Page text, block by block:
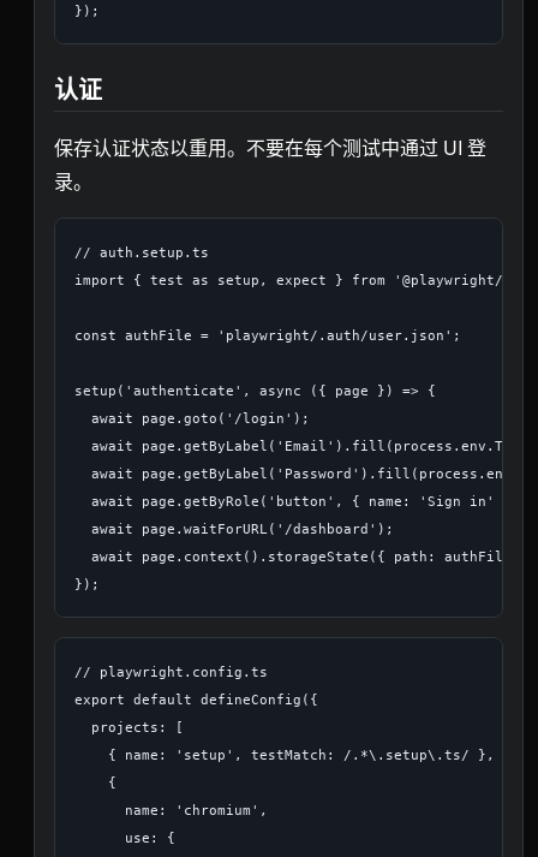
认证
保存认证状态以重用。不要在每个测试中通过 UI 登
录。
// auth.setup.ts
import { test as setup, expect } from '@playwright/
const authFile = 'playwright/.auth/user.json';
setup('authenticate', async ({ page }) => {
  await page.goto('/login');
await
await
await page.getByRole('button', { name: 'Sign in'
  await page.waitForURL('/dashboard');
await page.context().storageState({ path: authFile
// playwright.config.ts
export default defineConfig({
  projects: [
    { name: 'setup', testMatch: /.*\.setup\.ts/ },
    {
      name: 'chromium',
      use: {